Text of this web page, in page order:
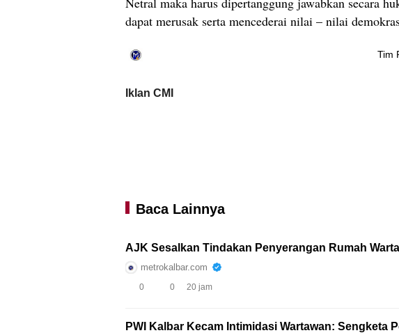
dapat merusak serta mencederai nilai – nilai
Tim
Iklan CMI
Baca Lainnya
AJK Sesalkan Tindakan Penyerangan Rumah
metrokalbar.com
0 0 20 jam
PWI Kalbar Kecam Intimidasi Wartawan: Sengketa